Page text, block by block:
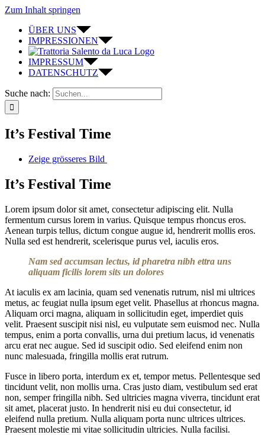
Zum Inhalt springen
ÜBER UNS
IMPRESSIONEN
IMPRESSUM
DATENSCHUTZ
Suche nach:
It’s Festival Time
Zeige grösseres Bild
It’s Festival Time
Lorem ipsum dolor sit amet, consectetur adipiscing elit. Nulla
fermentum cursus lorem in varius. Quisque tempus rhoncus eros.
Aenean turpis tellus, dictum congue augue id, hendrerit mollis eros.
Nulla sed est hendrerit, scelerisque purus vel, iaculis eros.
Nam sed accumsan lectus, id pharetra nibh ettra uns
aliquam ficilis lorem sits un dolores
At iaculis ex am lacinia, quam sed venenatis rutrum, nisl mi ultrices
metus, ac feugiat nulla ipsum eget velit. Phasellus at rhoncus magna.
Aliquam orci magna, aliquam in sollicitudin eget, imperdiet quis
velit. Praesent suscipit nisi nisl, eu vulputate sem euismod nec. Nulla
tempus, enim a porta convallis, urna dui pretium lacus, id venenatis
arcu erat nec augue. Sed id suscipit odio. Sed eleifend enim non
nunc malesuada, fringilla mollis erat rutrum.
Fusce in libero porta, interdum ex et, tempor metus. Pellentesque sed
tincidunt velit, non mollis urna. Cras justo diam, vestibulum sed erat
non, semper fringilla nibh. Sed ultricies magna viverra, tincidunt erat
sit amet, placerat justo. In hendrerit nisi eu dui consectetur, id
eleifend nulla pretium. Nulla aliquam porta nunc ultrices ultrices.
Praesent molestie mi vitae sollicitudin ultricies. Nulla facilisi.